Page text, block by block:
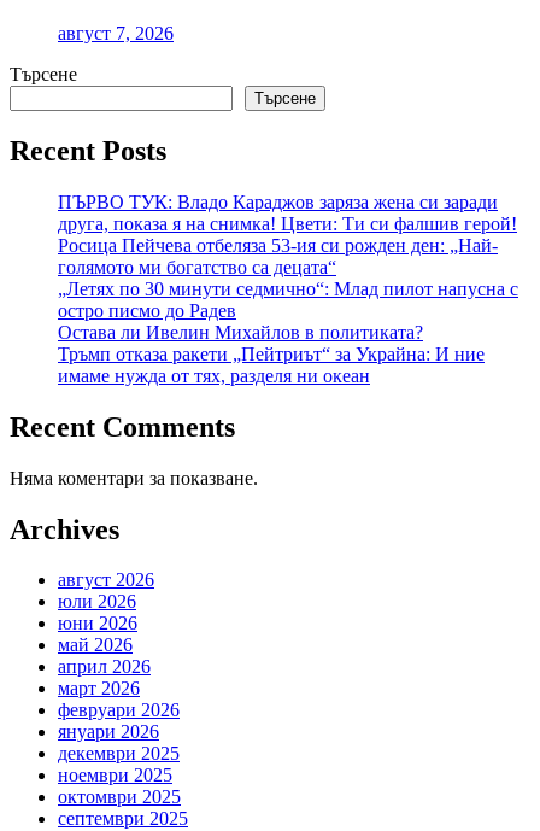
август 7, 2026
Търсене
Търсене
Recent Posts
ПЪРВО ТУК: Владо Караджов заряза жена си заради
друга, показа я на снимка! Цвети: Ти си фалшив герой!
Росица Пейчева отбеляза 53-ия си рожден ден: „Най-
голямото ми богатство са децата“
„Летях по 30 минути седмично“: Млад пилот напусна с
остро писмо до Радев
Остава ли Ивелин Михайлов в политиката?
Тръмп отказа ракети „Пейтриът“ за Украйна: И ние
имаме нужда от тях, разделя ни океан
Recent Comments
Няма коментари за показване.
Archives
август 2026
юли 2026
юни 2026
май 2026
април 2026
март 2026
февруари 2026
януари 2026
декември 2025
ноември 2025
октомври 2025
септември 2025